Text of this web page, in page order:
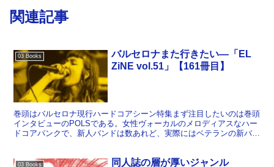
関連記事
03 Books
バルセロナまた行きたい―「EL
ZiNE vol.51」【161冊目】
巻頭はバルセロナ現行ハードコアシーン特集まず注目したいのは巻頭
インタビューのPOLSである。女性ヴォーカルのメロディアスなハー
ドコアパンクで、新人バンドは数あれど、実際にはベテランの新バン
03 Books
同人誌の層が厚いジャンル